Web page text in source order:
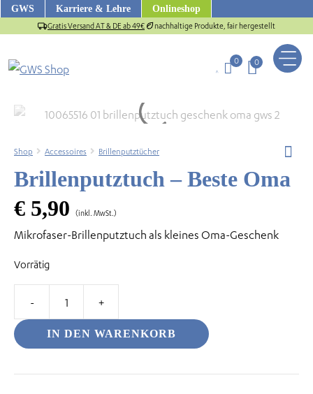
ZumGWS Karriere & Lehre Onlineshop
Gratis Versand AT & DE ab 49€ nachhaltige Produkte, fair hergestellt
0 0
Shop Accessoires Brillenputztücher
Brillenputztuch – Beste Oma
€ 5,90 (inkl. MwSt.)
Mikrofaser-Brillenputztuch als kleines Oma-Geschenk
Vorrätig
-
Beste
IN DEN WARENKORB